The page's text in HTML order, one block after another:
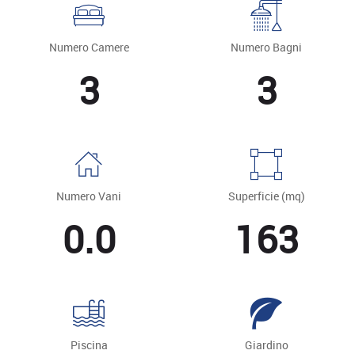
Numero Camere
3
Numero Bagni
3
Numero Vani
0.0
Superficie (mq)
163
Piscina Giardino